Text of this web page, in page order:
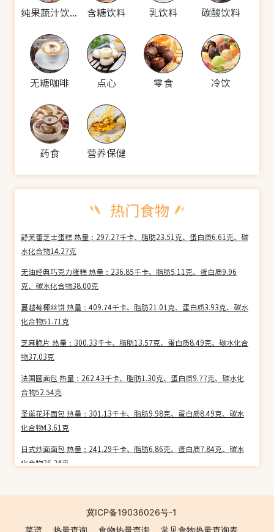
纯果蔬汁饮料 含糖饮料 乳饮料 碳酸饮料
无糖咖啡 点心 零食 冷饮
药食 营养保健
舒芙蕾芝士蛋糕 热量：297.27千卡、脂肪23.51克、蛋白质6.61克、碳
水化合物14.27克
无油经典巧克力蛋糕 热量：236.85千卡、脂肪5.11克、蛋白质9.96
克、碳水化合物38.00克
蔓越莓椰丝饼 热量：409.74千卡、脂肪21.01克、蛋白质3.93克、碳水
化合物51.71克
芝麻脆片 热量：300.33千卡、脂肪13.57克、蛋白质8.49克、碳水化合
物37.03克
法国圆面包 热量：262.43千卡、脂肪1.30克、蛋白质9.77克、碳水化
合物52.54克
圣诞花环面包 热量：301.13千卡、脂肪9.98克、蛋白质8.49克、碳水
化合物43.61克
日式炒面面包 热量：241.29千卡、脂肪6.86克、蛋白质7.84克、碳水
化合物36.24克
35.07克
蜂蜜千层蛋糕 热量：329.26千卡、脂肪19.58克、蛋白质6.48克、碳水
冀ICP备19036026号-1